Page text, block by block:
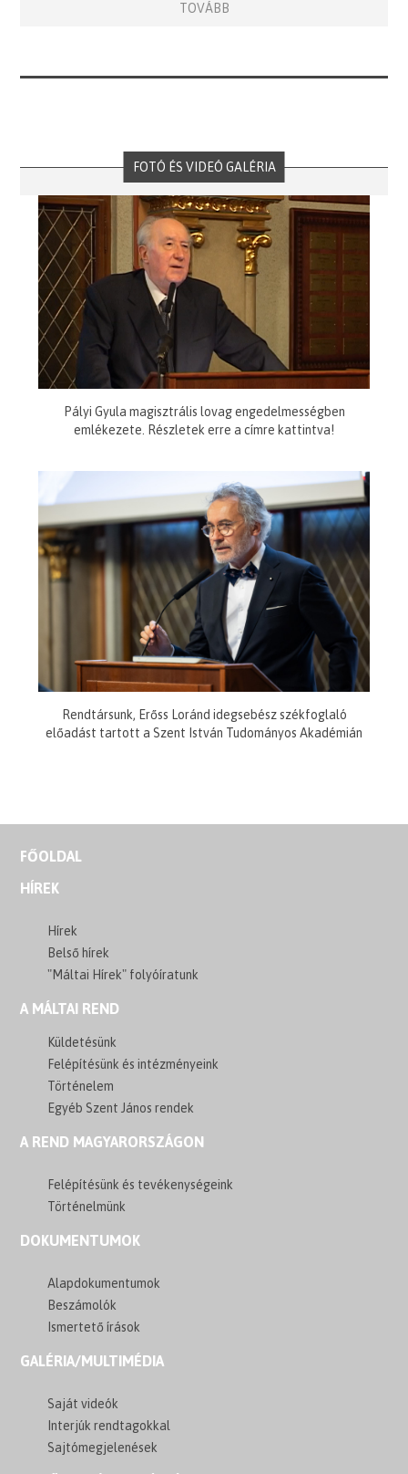
TOVÁBB
FOTÓ ÉS VIDEÓ GALÉRIA
Pályi Gyula magisztrális lovag engedelmességben
emlékezete. Részletek erre a címre kattintva!
Rendtársunk, Erőss Loránd idegsebész székfoglaló
előadást tartott a Szent István Tudományos Akadémián
FŐOLDAL
HÍREK
Hírek
Belső hírek
"Máltai Hírek" folyóíratunk
A MÁLTAI REND
Küldetésünk
Felépítésünk és intézményeink
Történelem
Egyéb Szent János rendek
A REND MAGYARORSZÁGON
Felépítésünk és tevékenységeink
Történelmünk
DOKUMENTUMOK
Alapdokumentumok
Beszámolók
Ismertető írások
GALÉRIA/MULTIMÉDIA
Saját videók
Interjúk rendtagokkal
Sajtómegjelenések